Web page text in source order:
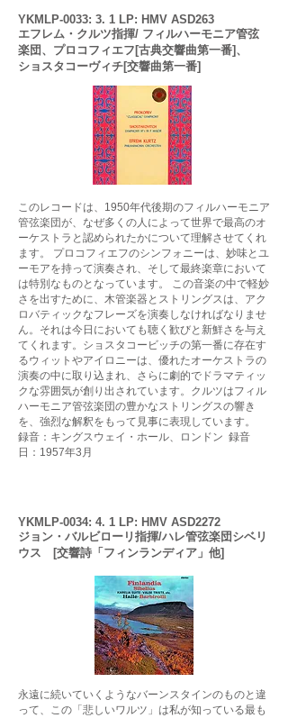
YKMLP-0033: 3. 1 LP: HMV ASD263
エフレム・クルツ指揮/ フィルハーモニア管弦
楽団、 プロコフィエフ[古典交響曲第一番]、
ショスタコーヴィチ[交響曲第一番]
このレコードは、1950年代後期のフィルハーモニア
管弦楽団が、なぜ多くの人によって世界で最高のオ
ーケストラと認められたかについて理解させてくれ
ます。 プロコフィエフのシンフォニーは、妙味とユ
ーモアを持って演奏され、そして最終楽章において
は特別なものとなっています。 この音楽の中で軽妙
さを出すために、木管楽器とストリングスは、アク
ロバティックなフレーズを演奏しなければなりませ
ん。それは今日においても聴く歓びと新鮮さを与え
てくれます。ショスタコービッチの第一番に存在す
るウィットやアイロニーは、優れたオーケストラの
演奏の中に取り込まれ、さらに劇的でドラマティッ
クな雰囲気が創り出されています。クルツはフィル
ハーモニア管弦楽団の豊かなストリングスの響き
を、強烈な解釈をもって見事に表現しています。
録音：キングスウェイ・ホール、ロンドン 録音
日：1957年3月
YKMLP-0034: 4. 1 LP: HMV ASD2272
ジョン・バルビローリ指揮/ハレ管弦楽団 シベリ
ウス [交響詩「フィンランディア」他]
永遠に続いていくようなバーンスタインのものと違
って、この「悲しいワルツ」は私が知っている最も